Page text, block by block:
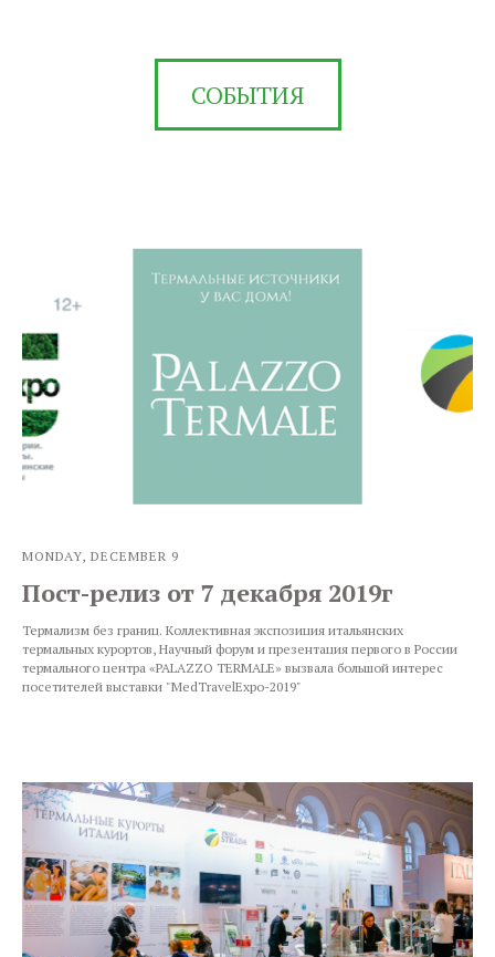
СОБЫТИЯ
MONDAY, DECEMBER 9
Пост-релиз от 7 декабря 2019г
Термализм без границ. Коллективная экспозиция итальянских
термальных курортов, Научный форум и презентация первого в России
термального центра «PALAZZO TERMALE» вызвала большой интерес
посетителей выставки "MedTravelExpo-2019"